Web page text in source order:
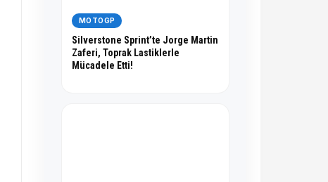
MOTOGP
Silverstone Sprint’te Jorge Martin
Zaferi, Toprak Lastiklerle
Mücadele Etti!